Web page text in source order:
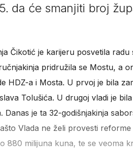
da će smanjiti broj
Čikotić je karijeru posvetila
pridružila se Mostu, a
HDZ-a i Mosta. U prvoj je bila
Tolušića. U drugoj vladi je
Danas je ta 32-godišnjakinja
Vlada ne želi provesti
880 milijuna kuna, te se veoma